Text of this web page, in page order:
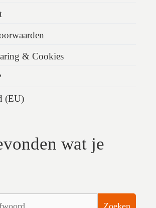
& Cookies
(EU)
wat je
Zoeken